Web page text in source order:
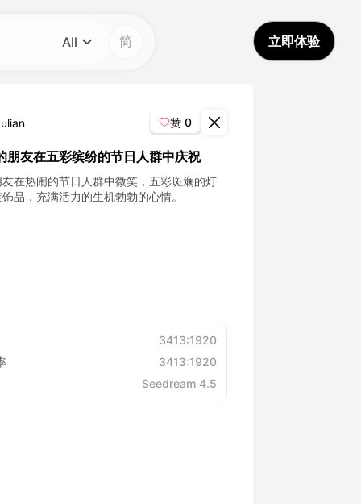
All
Avatar Video
Pet Video
简 立即体验
赞 0
朋友在五彩缤纷的节日人群中庆祝
在热闹的节日人群中微笑，五彩斑斓的灯
品，充满活力的生机勃勃的心情。
3413:1920
3413:1920
Seedream 4.5